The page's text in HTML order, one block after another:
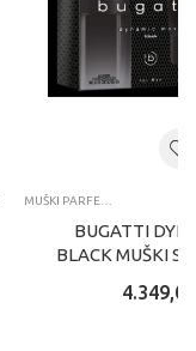
MUŠKI PARFEMI
BUGATTI
BLACK MUŠKI
4.349,00